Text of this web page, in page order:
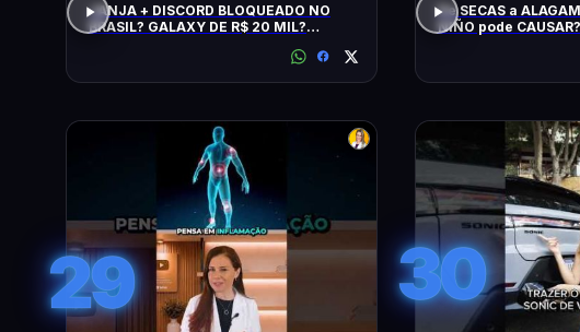
JANJA + DISCORD BLOQUEADO NO
BRASIL? GALAXY DE R$ 20 MIL?
De SECAS a
NIÑO pode
29 30